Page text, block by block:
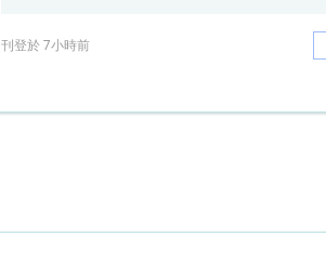
刊登於 7小時前